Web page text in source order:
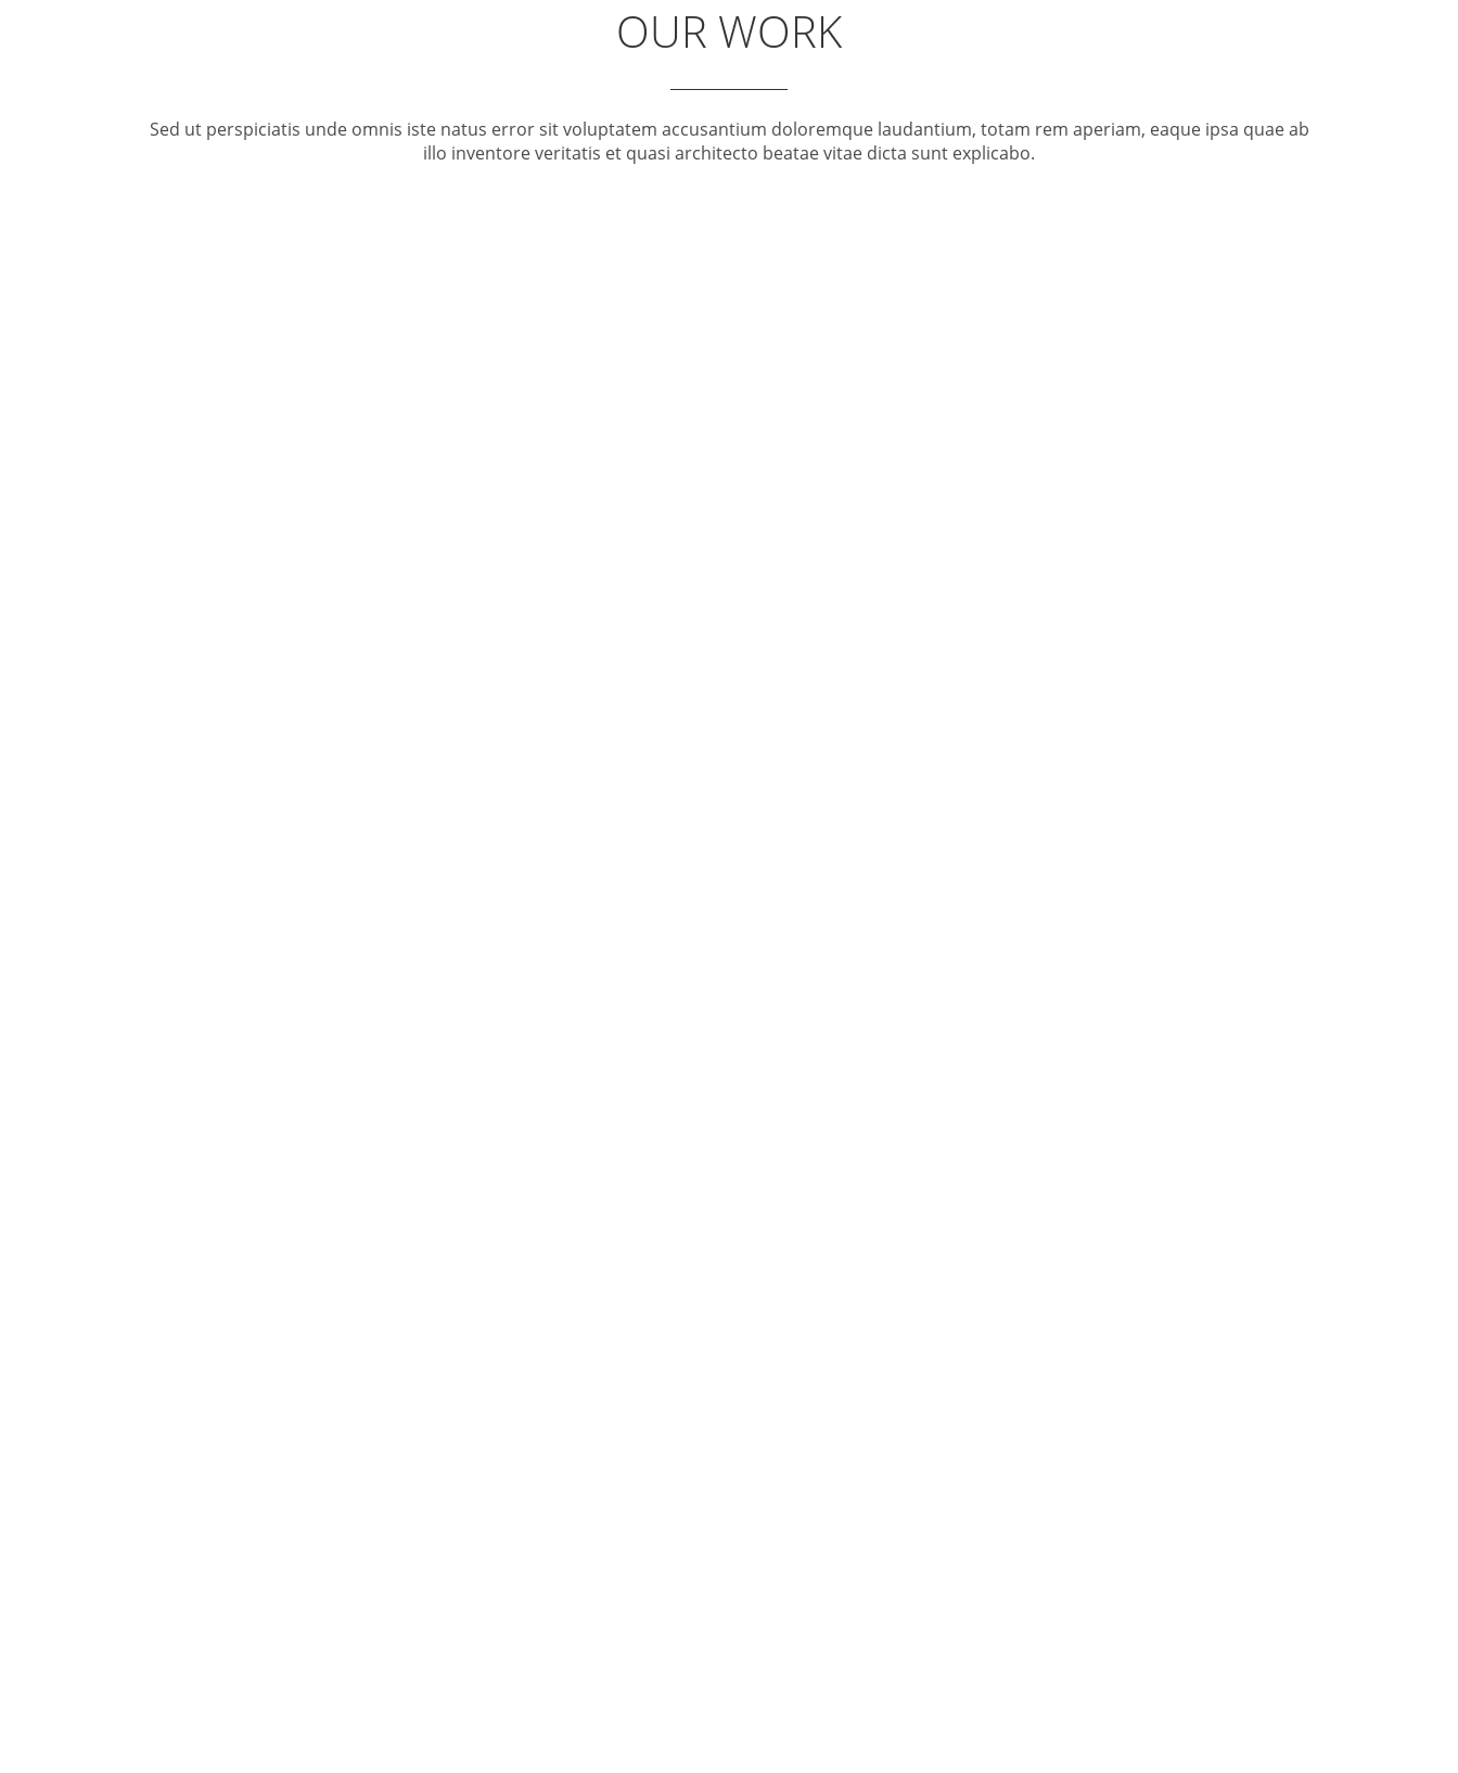
OUR WORK
Sed ut perspiciatis unde omnis iste natus error sit voluptatem accusantium doloremque laudantium, totam rem aperiam, eaque ipsa quae ab
illo inventore veritatis et quasi architecto beatae vitae dicta sunt explicabo.